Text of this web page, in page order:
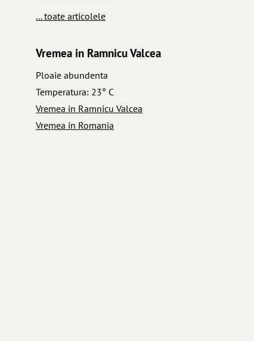
... toate articolele
Vremea in Ramnicu Valcea
Ploaie abundenta
Temperatura: 23° C
Vremea in Ramnicu Valcea
Vremea in Romania